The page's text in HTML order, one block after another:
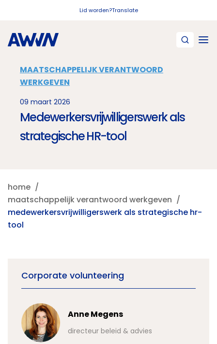
Lid worden?Translate
MAATSCHAPPELIJK VERANTWOORD
WERKGEVEN
09 maart 2026
Medewerkersvrijwilligerswerk als
strategische HR-tool
home
maatschappelijk verantwoord werkgeven
medewerkersvrijwilligerswerk als strategische hr-
tool
Corporate volunteering
Anne Megens
directeur beleid & advies